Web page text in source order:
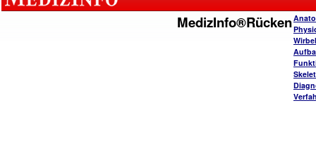
MedizInfo®Rücken